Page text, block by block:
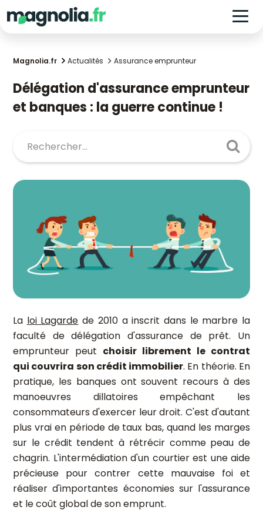
Magnolia.fr Actualités Assurance emprunteur
Délégation d'assurance emprunteur
et banques : la guerre continue !
La loi Lagarde de 2010 a inscrit dans le marbre la
faculté de délégation d'assurance de prêt. Un
emprunteur peut choisir librement le contrat
qui couvrira son crédit immobilier. En théorie. En
pratique, les banques ont souvent recours à des
manoeuvres dillatoires empêchant les
consommateurs d'exercer leur droit. C'est d'autant
plus vrai en période de taux bas, quand les marges
sur le crédit tendent à rétrécir comme peau de
chagrin. L'intermédiation d'un courtier est une aide
précieuse pour contrer cette mauvaise foi et
réaliser d'importantes économies sur l'assurance
et le coût global de son emprunt.